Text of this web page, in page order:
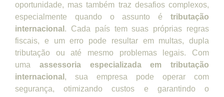
oportunidade, mas também traz desafios complexos,
especialmente quando o assunto é tributação
internacional . Cada país tem suas próprias regras
fiscais, e um erro pode resultar em multas, dupla
tributação ou até mesmo problemas legais. Com
uma assessoria especializada em tributação
internacional , sua empresa pode operar com
segurança, otimizando custos e garantindo o